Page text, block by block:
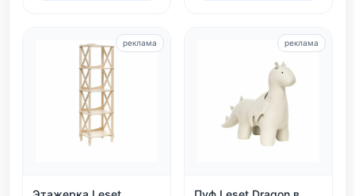
реклама реклама